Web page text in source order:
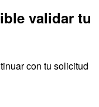
validar tu
con tu solicitud